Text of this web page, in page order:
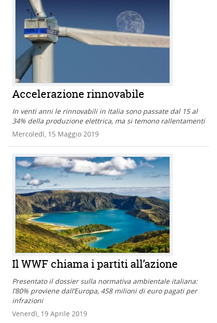
Accelerazione rinnovabile
In venti anni le rinnovabili in Italia sono passate dal 15 al
34% della produzione elettrica, ma si temono rallentamenti
Mercoledì, 15 Maggio 2019
Il WWF chiama i partiti all’azione
Presentato il dossier sulla normativa ambientale italiana:
l’80% proviene dall’Europa, 458 milioni di euro pagati per
infrazioni
Venerdì, 19 Aprile 2019